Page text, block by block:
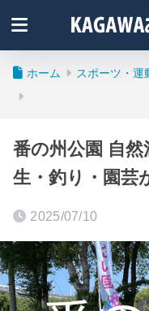
ホーム スポーツ・運
番の州公園 自
生・釣り・園芸
2025/07/10